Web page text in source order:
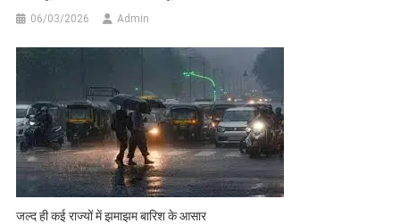
06/03/2026 Admin
जल्द ही कई राज्यों में झमाझम बारिश के आसार